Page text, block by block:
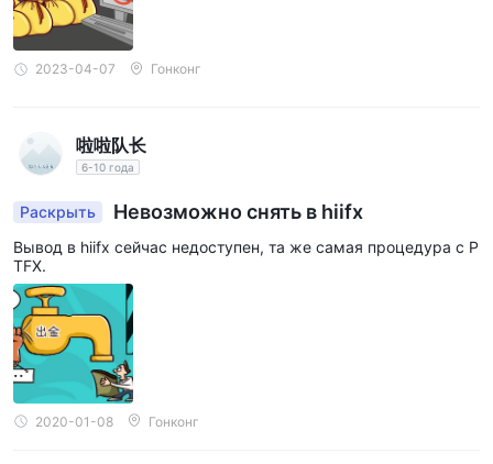
брокеров WikiFX.
недоступенвызывает сомнения в его легитимности.
учитывая эти красные флажки и риск, связанный с
потенциальный риск мошенничества. трейдерам важно
уделять первоочередное внимание своей безопасности и
выбирать регулируемых и авторитетных брокеров для
Рыночные инструменты
как нерегулируемый брокер, hiifx утверждает, что
предлагает торговлю
основные, второстепенные и экзотические пары
Торговля на Форекс включает в себя покупку и продажу
валюты на мировом валютном рынке. Основные валютные
2023-04-07 Гонконг
啦啦队长
6-10 года
Раскрыть Невозможно снять в hiifx
Вывод в hiifx сейчас недоступен, та же самая процедура с P
TFX.
2020-01-08 Гонконг